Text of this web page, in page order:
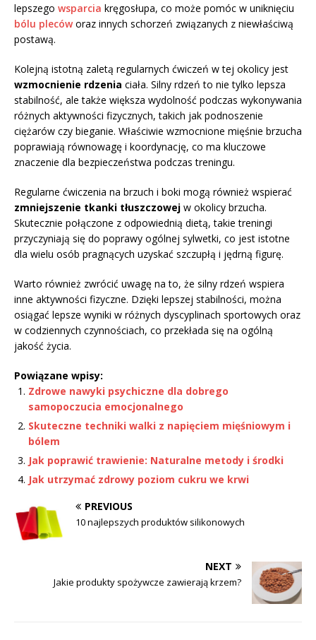
lepszego wsparcia kręgosłupa, co może pomóc w uniknięciu
bólu plecóworaz innych schorzeń związanych z niewłaściwą
postawą.
Kolejną istotną zaletą regularnych ćwiczeń w tej okolicy jest
wzmocnienie rdzenia ciała. Silny rdzeń to nie tylko lepsza
stabilność, ale także większa wydolność podczas wykonywania
różnych aktywności fizycznych, takich jak podnoszenie
ciężarów czy bieganie. Właściwie wzmocnione mięśnie brzucha
poprawiają równowagę i koordynację, co ma kluczowe
znaczenie dla bezpieczeństwa podczas treningu.
Regularne ćwiczenia na brzuch i boki mogą również wspierać
zmniejszenie tkanki tłuszczowej w okolicy brzucha.
Skutecznie połączone z odpowiednią dietą, takie treningi
przyczyniają się do poprawy ogólnej sylwetki, co jest istotne
dla wielu osób pragnących uzyskać szczupłą i jędrną figurę.
Warto również zwrócić uwagę na to, że silny rdzeń wspiera
inne aktywności fizyczne. Dzięki lepszej stabilności, można
osiągać lepsze wyniki w różnych dyscyplinach sportowych oraz
w codziennych czynnościach, co przekłada się na ogólną
jakość życia.
Powiązane wpisy:
Zdrowe nawyki psychiczne dla dobrego
samopoczucia emocjonalnego
Skuteczne techniki walki z napięciem mięśniowym i
bólem
Jak poprawić trawienie: Naturalne metody i środki
Jak utrzymać zdrowy poziom cukru we krwi
PREVIOUS
10 najlepszych produktów silikonowych
NEXT
Jakie produkty spożywcze zawierają krzem?